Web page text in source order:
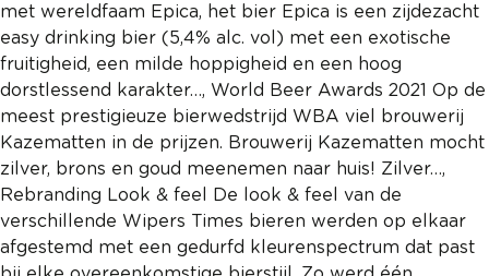
met wereldfaam Epica, het bier Epica is een zijdezacht
easy drinking bier (5,4% alc. vol) met een exotische
fruitigheid, een milde hoppigheid en een hoog
dorstlessend karakter…, World Beer Awards 2021 Op de
meest prestigieuze bierwedstrijd WBA viel brouwerij
Kazematten in de prijzen. Brouwerij Kazematten mocht
zilver, brons en goud meenemen naar huis! Zilver…,
Rebranding Look & feel De look & feel van de
verschillende Wipers Times bieren werden op elkaar
afgestemd met een gedurfd kleurenspectrum dat past